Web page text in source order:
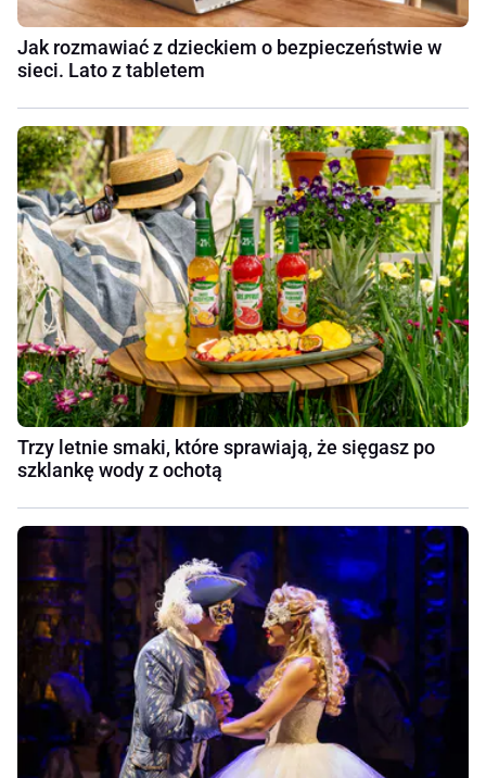
Jak rozmawiać z dzieckiem o bezpieczeństwie w
sieci. Lato z tabletem
Trzy letnie smaki, które sprawiają, że sięgasz po
szklankę wody z ochotą